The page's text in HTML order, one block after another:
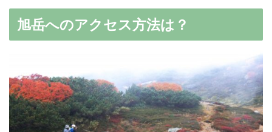
旭岳へのアクセス方法は？